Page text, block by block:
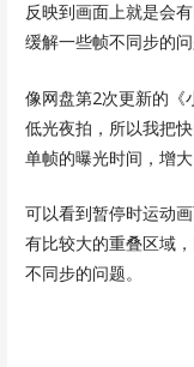
反映到画面上就是会
缓解一些帧不同步的问
像网盘第2次更新的《
低光夜拍，所以我把
单帧的曝光时间，增大
可以看到暂停时运动
有比较大的重叠区域
不同步的问题。